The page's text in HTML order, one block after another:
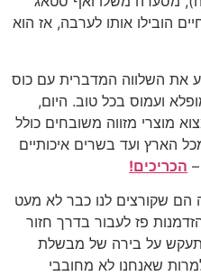
הובילו אותו לערבה, אז הוא
את השלווה המדברית עם כוס
ועמוס בכל טוב. היום,
מוצרי מזווה משובחים כולל
הארץ ועד בשרים איכותיים
הכריכים!
הם שקורצים לנו כבר לא מעט
פז לעבור בדרך חזור
על בירה של מבשלת
שאנחנו לא מחובבי